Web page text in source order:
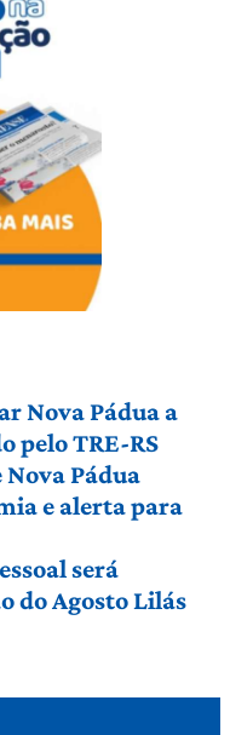
Nova Pádua a
pelo TRE-RS
Pádua
e alerta para
será
do Agosto Lilás